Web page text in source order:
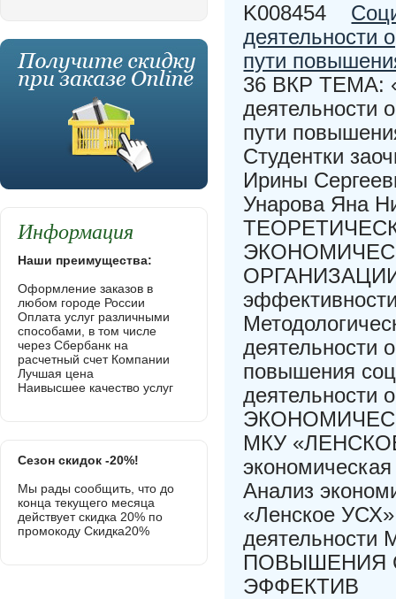
K008454
деятельности
пути
36 ВКР ТЕМА:
деятельности
пути
Студентки
Ирины
Унарова Яна
ОРГАНИЗАЦИИ
деятельности
повышения
МКУ
Анализ
«Ленское
ПОВЫШЕНИЯ
ЭФФЕКТИВ
Информация
Наши преимущества:
Оформление заказов в
любом городе России
Оплата услуг различными
способами, в том числе
через Сбербанк на
расчетный счет Компании
Лучшая цена
Наивысшее качество услуг
Сезон скидок -20%!
Мы рады сообщить, что до
конца текущего месяца
действует скидка 20% по
промокоду Скидка20%